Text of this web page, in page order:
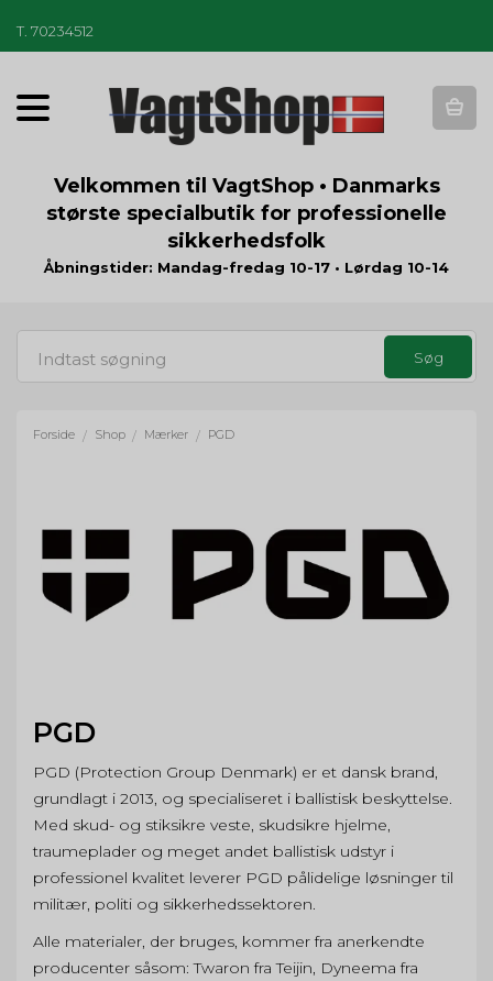
T 70234512
T
o
g
a
t
o
Velkommen til VagtShop • Danmarks
største specialbutik for professionelle
sikkerhedsfolk
Åbningstider: Mandag-fredag 10-17 • Lørdag 10-14
Forside / Shop / Mærker / PGD
PGD
PGD (Protection Group Denmark) er et dansk brand,
grundlagt i 2013, og specialiseret i ballistisk beskyttelse.
Med skud- og stiksikre veste, skudsikre hjelme,
traumeplader og meget andet ballistisk udstyr i
professionel kvalitet leverer PGD pålidelige løsninger til
militær, politi og sikkerhedssektoren.
Alle materialer, der bruges, kommer fra anerkendte
producenter såsom: Twaron fra Teijin, Dyneema fra